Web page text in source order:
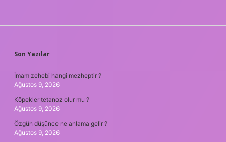
SIDEBAR
Son Yazılar
İmam zehebi hangi mezheptir ?
Ağustos 9, 2026
Köpekler tetanoz olur mu ?
Ağustos 9, 2026
Özgün düşünce ne anlama gelir ?
Ağustos 9, 2026